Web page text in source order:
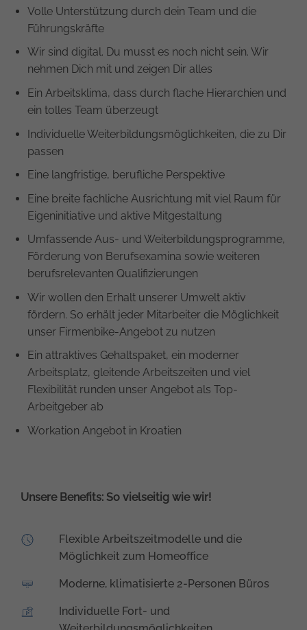
Volle Unterstützung durch dein Team und die
Führungskräfte
Wir sind digital. Du musst es noch nicht sein. Wir
nehmen Dich mit und zeigen Dir alles
Ein Arbeitsklima, dass durch flache Hierarchien und
ein tolles Team überzeugt
Individuelle Weiterbildungsmöglichkeiten, die zu Dir
passen
Eine langfristige, berufliche Perspektive
Eine breite fachliche Ausrichtung mit viel Raum für
Eigeninitiative und aktive Mitgestaltung
Umfassende Aus- und Weiterbildungsprogramme,
Förderung von Berufsexamina sowie weiteren
berufsrelevanten Qualifizierungen
Wir wollen den Erhalt unserer Umwelt aktiv
fördern. So erhält jeder Mitarbeiter die Möglichkeit
unser Firmenbike-Angebot zu nutzen
Ein attraktives Gehaltspaket, ein moderner
Arbeitsplatz, gleitende Arbeitszeiten und viel
Flexibilität runden unser Angebot als Top-
Arbeitgeber ab
Workation Angebot in Kroatien
Unsere Benefits: So vielseitig wie wir!
Flexible Arbeitszeitmodelle und die
Möglichkeit zum Homeoffice
Moderne, klimatisierte 2-Personen Büros
Individuelle Fort- und